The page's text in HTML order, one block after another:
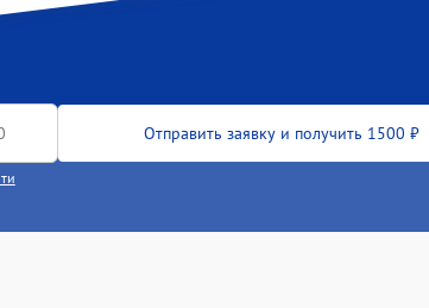
Отправить заявку и получить 1500 ₽